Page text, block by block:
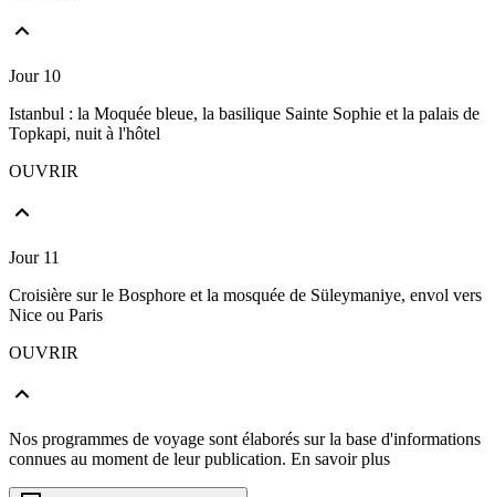
Jour 10
Istanbul : la Moquée bleue, la basilique Sainte Sophie et la palais de
Topkapi, nuit à l'hôtel
OUVRIR
Jour 11
Croisière sur le Bosphore et la mosquée de Süleymaniye, envol vers
Nice ou Paris
OUVRIR
Nos programmes de voyage sont élaborés sur la base d'informations
connues au moment de leur publication. En savoir plus